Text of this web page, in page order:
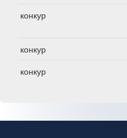
конкур
конкур
конкур